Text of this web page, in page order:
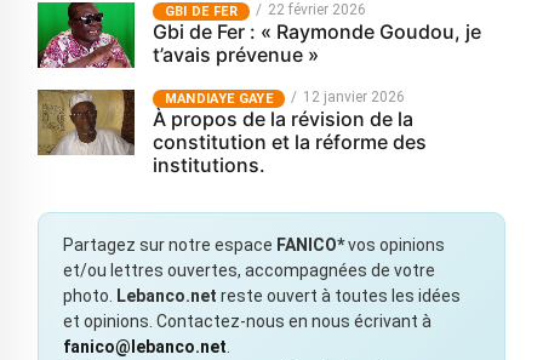
GBI DE FER 22 février 2026
Gbi de Fer : « Raymonde Goudou, je
t’avais prévenue »
MANDIAYE GAYE 12 janvier 2026
À propos de la révision de la
constitution et la réforme des
institutions.
Partagez sur notre espace FANICO*vos opinions
et/ou lettres ouvertes, accompagnées de votre
photo.
Lebanco.net reste ouvert à toutes les idées
et opinions. Contactez-nous en nous écrivant à
fanico@lebanco.net